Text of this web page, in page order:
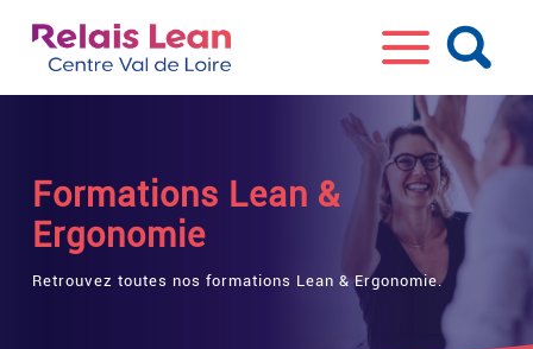
Formations Lean &
Ergonomie
Retrouvez toutes nos formations Lean & Ergonomie.